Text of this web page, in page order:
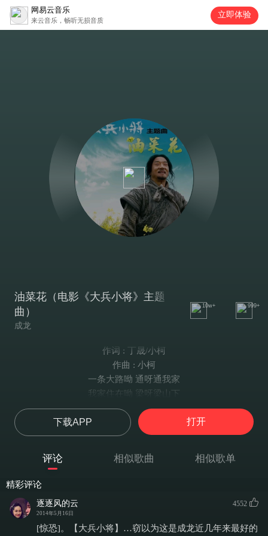
网易云音乐
来云音乐，畅听无损音质
立即体验
油菜花（电影《大兵小将》主题
曲）
成龙
10w+ 999+
作词 : 丁晟/小柯
作曲 : 小柯
一条大路呦 通呀通我家
我家住在呦 梁呀梁山下
山下土肥呦 地呀地五亩啊
五亩良田呦 种点啥
谁会记得我的模样
谁的欲望 谁的战场
我用长剑 劈断目光
下载APP 打开
评论 相似歌曲 相似歌单
精彩评论
逐逐风的云
2014年5月16日
4552
[惊恐]。【大兵小将】…窃以为这是成龙近几年来最好的